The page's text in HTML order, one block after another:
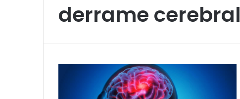
derrame cerebral